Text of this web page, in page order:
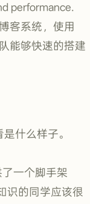
performance.
客系统，使用
能够快速的搭建
什么样子。
一个脚手架
识的同学应该很